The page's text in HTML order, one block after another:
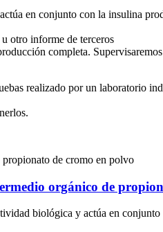
en conjunto con la insulina
otro informe de terceros
completa.
realizado por un laboratorio
orgánico de
biológica y actúa en